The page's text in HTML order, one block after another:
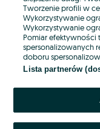
Hasło
Nie pamiętasz hasła?
Tworzenie profili w
Wykorzystywanie
Wykorzystywanie
Pomiar efektywności
spersonalizowanych
doboru
Lista partnerów